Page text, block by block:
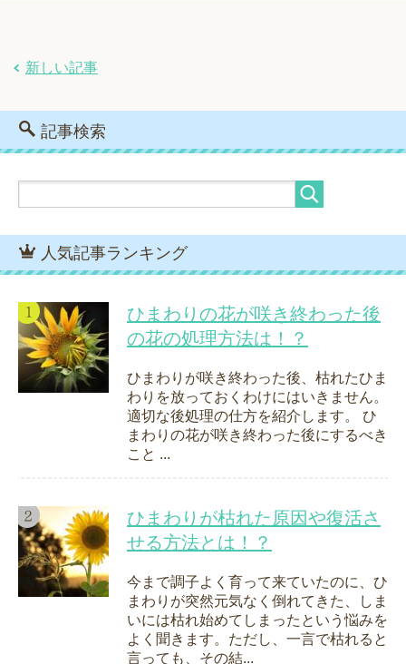
新しい記事
記事検索
人気記事ランキング
ひまわりの花が咲き終わった後
の花の処理方法は！？
ひまわりが咲き終わった後、枯れたひま
わりを放っておくわけにはいきません。
適切な後処理の仕方を紹介します。 ひ
まわりの花が咲き終わった後にするべき
こと ...
ひまわりが枯れた原因や復活さ
せる方法とは！？
今まで調子よく育って来ていたのに、ひ
まわりが突然元気なく倒れてきた、しま
いには枯れ始めてしまったという悩みを
よく聞きます。ただし、一言で枯れると
言っても、その結...